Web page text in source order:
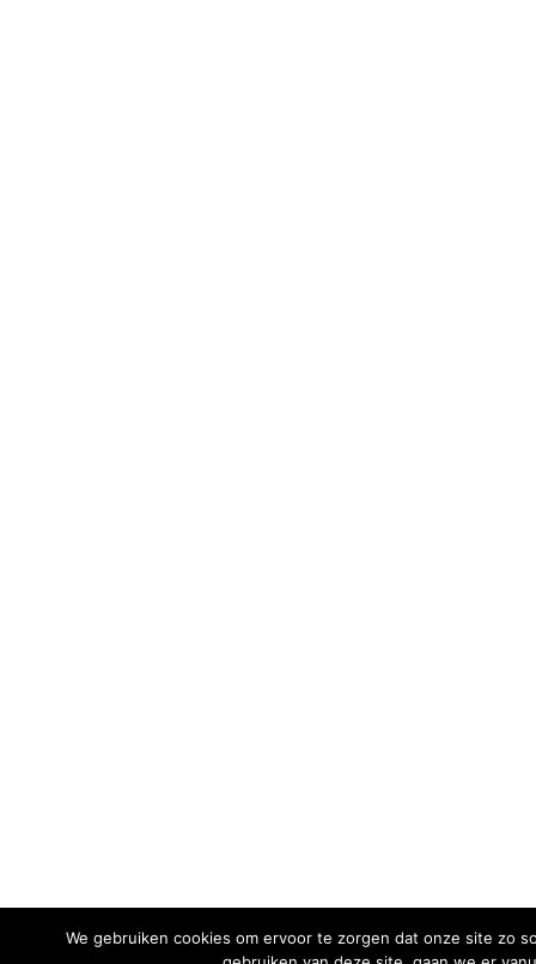
We gebruiken cookies om ervoor te zorgen dat onze site zo